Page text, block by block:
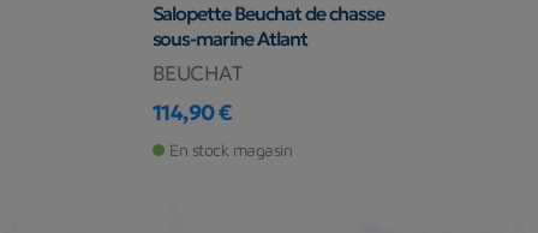
Salopette Beuchat de chasse
sous-marine Atlant
BEUCHAT
Prix
114,90 €
En stock magasin